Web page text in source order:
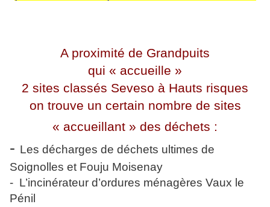
A proximité de Grandpuits
qui « accueille »
2 sites classés Seveso à Hauts risques
on trouve un certain nombre de sites
« accueillant » des déchets :
- Les décharges de déchets ultimes de
Soignolles et Fouju Moisenay
- L’incinérateur d’ordures ménagères Vaux le
Pénil